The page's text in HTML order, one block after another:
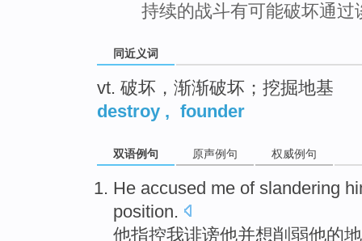
持续的战斗有可能破坏通
同近义词
vt. 破坏，渐渐破坏；挖掘地基
destroy , founder
双语例句 原声例句 权威例句
He accused me of slandering
position.
他指控我诽谤他并想削弱他的